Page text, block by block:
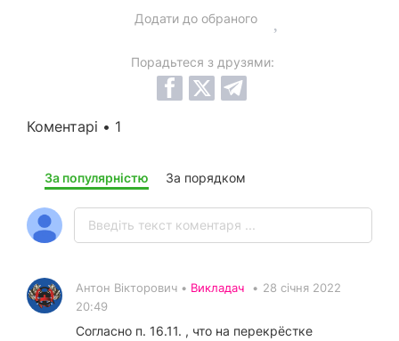
Додати до обраного
Порадьтеся з друзями:
Коментарі • 1
За популярністю За порядком
Антон Вікторович • Викладач • 28 січня 2022
20:49
Согласно п. 16.11. , что на перекрёстке